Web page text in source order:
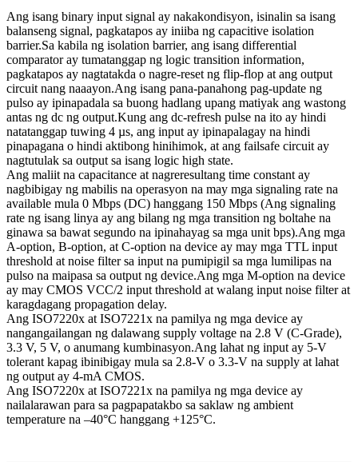
Ang isang binary input signal ay nakakondisyon, isinalin sa isang
balanseng signal, pagkatapos ay iniiba ng capacitive isolation
barrier.Sa kabila ng isolation barrier, ang isang differential
comparator ay tumatanggap ng logic transition information,
pagkatapos ay nagtatakda o nagre-reset ng flip-flop at ang output
circuit nang naaayon.Ang isang pana-panahong pag-update ng
pulso ay ipinapadala sa buong hadlang upang matiyak ang wastong
antas ng dc ng output.Kung ang dc-refresh pulse na ito ay hindi
natatanggap tuwing 4 µs, ang input ay ipinapalagay na hindi
pinapagana o hindi aktibong hinihimok, at ang failsafe circuit ay
nagtutulak sa output sa isang logic high state.
Ang maliit na capacitance at nagreresultang time constant ay
nagbibigay ng mabilis na operasyon na may mga signaling rate na
available mula 0 Mbps (DC) hanggang 150 Mbps (Ang signaling
rate ng isang linya ay ang bilang ng mga transition ng boltahe na
ginawa sa bawat segundo na ipinahayag sa mga unit bps).Ang mga
A-option, B-option, at C-option na device ay may mga TTL input
threshold at noise filter sa input na pumipigil sa mga lumilipas na
pulso na maipasa sa output ng device.Ang mga M-option na device
ay may CMOS VCC/2 input threshold at walang input noise filter at
karagdagang propagation delay.
Ang ISO7220x at ISO7221x na pamilya ng mga device ay
nangangailangan ng dalawang supply voltage na 2.8 V (C-Grade),
3.3 V, 5 V, o anumang kumbinasyon.Ang lahat ng input ay 5-V
tolerant kapag ibinibigay mula sa 2.8-V o 3.3-V na supply at lahat
ng output ay 4-mA CMOS.
Ang ISO7220x at ISO7221x na pamilya ng mga device ay
nailalarawan para sa pagpapatakbo sa saklaw ng ambient
temperature na –40°C hanggang +125°C.